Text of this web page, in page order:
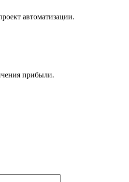
автоматизации.
прибыли.